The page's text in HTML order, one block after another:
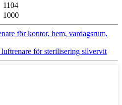
1104
1000
för kontor, hem, vardagsrum,
för sterilisering silvervit